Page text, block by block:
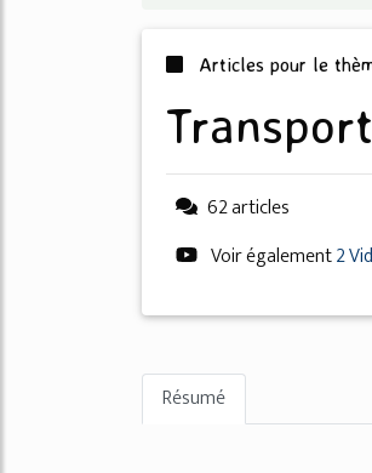
Articles pour le
62 articles
Voir également2
Résumé